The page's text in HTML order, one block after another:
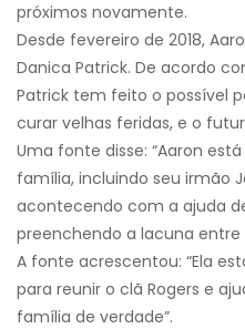
próximos novamente.
Desde fevereiro de 2018,
Danica Patrick. De acordo
Patrick tem feito o possível
curar velhas feridas, e o
Uma fonte disse: “Aaron
família, incluindo seu irmão
acontecendo com a ajuda
preenchendo a lacuna entre
A fonte acrescentou: “Ela
para reunir o clã Rogers e
família de verdade”.